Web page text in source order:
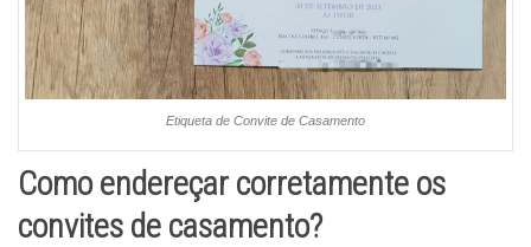
Etiqueta de Convite de Casamento
Como endereçar corretamente os
convites de casamento?